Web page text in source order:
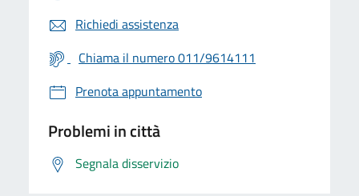
Richiedi assistenza
Chiama il numero 011/9614111
Prenota appuntamento
Problemi in città
Segnala disservizio